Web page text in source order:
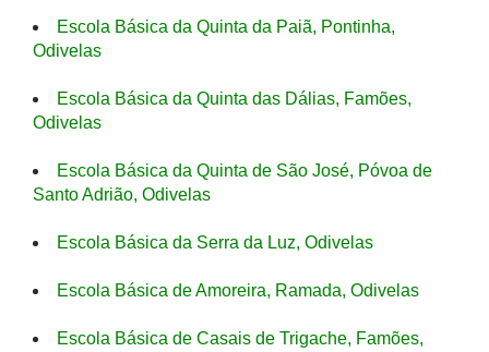
Escola Básica da Quinta da Paiã, Pontinha,
Odivelas
Escola Básica da Quinta das Dálias, Famões,
Odivelas
Escola Básica da Quinta de São José, Póvoa de
Santo Adrião, Odivelas
Escola Básica da Serra da Luz, Odivelas
Escola Básica de Amoreira, Ramada, Odivelas
Escola Básica de Casais de Trigache, Famões,